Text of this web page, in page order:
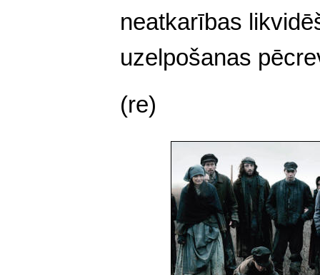
neatkarības
uzelpošanas
(re)